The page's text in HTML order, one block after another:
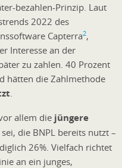
bezahlen-Prinzip. Laut
2022 des
Capterra2,
Interesse an der
zu zahlen. 40 Prozent
hätten die Zahlmethode
allem die jüngere
die BNPL bereits nutzt –
26%. Vielfach richtet
an ein junges,